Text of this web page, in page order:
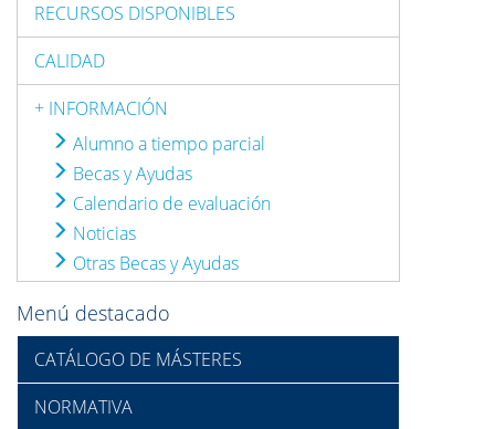
RECURSOS DISPONIBLES
CALIDAD
+ INFORMACIÓN
Alumno a tiempo parcial
Becas y Ayudas
Calendario de evaluación
Noticias
Otras Becas y Ayudas
Menú destacado
CATÁLOGO DE MÁSTERES
NORMATIVA